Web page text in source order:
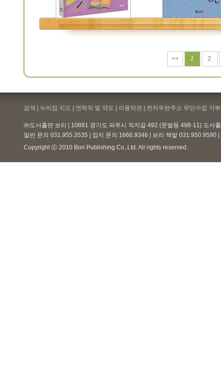
<< 1 2
검색 | 누리집 지도 | 연락처 및 약도 | 이용약관 | 전자우편주소 무단수집 거
㈜도서출판 보리 | 10881 경기도 파주시 직지길 492 (문발동 498-11) 도서
일반 문의 031.955.3535 | 잡지 문의 1666.9346 | 보리 책밭 031.950.9590
Copyright ⓒ 2010 Bori Publishing Co,.Ltd. All rights reserved.